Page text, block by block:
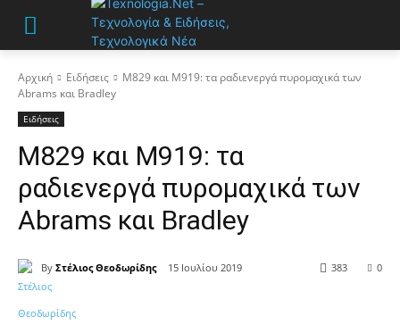
Αρχική Ειδήσεις
M829 και M919: τα ραδιενεργά πυρομαχικά των
Abrams και Bradley
Ειδήσεις
M829 και M919: τα
ραδιενεργά πυρομαχικά των
Abrams και Bradley
By Στέλιος Θεοδωρίδης 15 Ιουλίου 2019 0
383